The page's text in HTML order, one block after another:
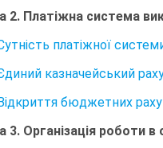
2. Платіжна система
платіжної
казначейський
бюджетних
3. Організація роботи